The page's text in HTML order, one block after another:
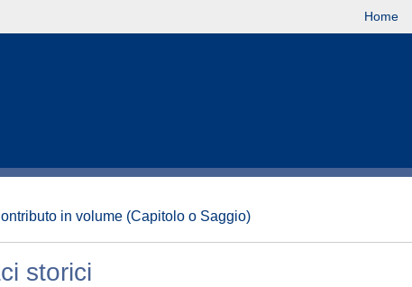
Home
in volume (Capitolo o Saggio)
storici